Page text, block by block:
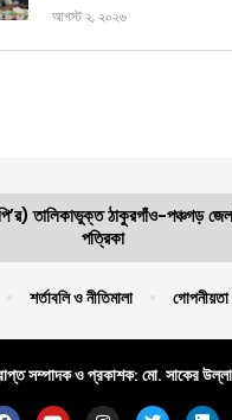
আগস্ট ২, ২০২৬
তালিকাভুক্ত ঠাকুরগাঁও-পঞ্চগড়
পত্রিকা
শর্তাবলি ও নীতিমালা গোপনীয়তা
সম্পাদক ও প্রকাশক: মো. সাকের